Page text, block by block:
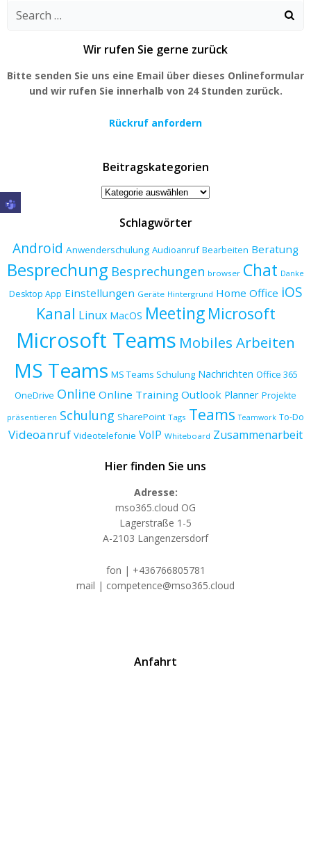
Search
Wir rufen Sie gerne zurück
Bitte senden Sie uns eine Email über dieses Onlineformular
und wir rufen Sie innerhalb von 24 Stunden zurück.
Rückruf anfordern
Beitragskategorien
Beitragskategorien
Schlagwörter
Android Anwenderschulung Audioanruf Bearbeiten Beratung
Besprechung Besprechungen browser Chat Danke
Desktop App Einstellungen Geräte Hintergrund Home Office iOS
Kanal Linux MacOS Meeting Microsoft
Microsoft Teams Mobiles Arbeiten
MS Teams MS Teams Schulung Nachrichten Office 365
OneDrive Online Online Training Outlook Planner Projekte
präsentieren Schulung SharePoint Tags Teams Teamwork To-Do
Videoanruf Videotelefonie VoIP Whiteboard Zusammenarbeit
Hier finden Sie uns
Adresse:
mso365.cloud OG
Lagerstraße 1-5
A-2103 Langenzersdorf
fon | +436766805781
mail | competence@mso365.cloud
Anfahrt